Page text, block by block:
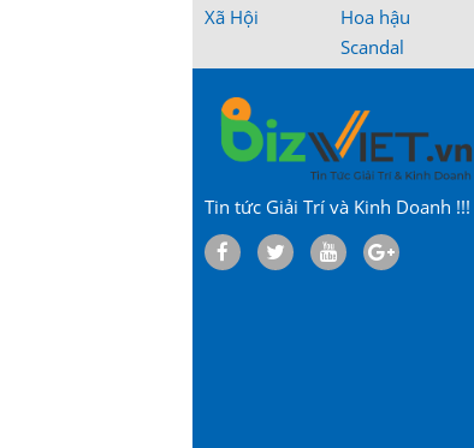
Xã Hội
Hoa hậu
Scandal
Tin tức Giải Trí và Kinh Doanh !!!